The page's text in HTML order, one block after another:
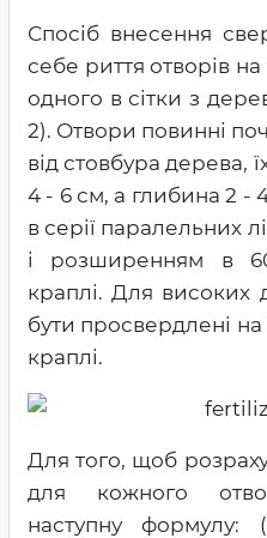
Спосіб внесення
себе риття отворів на
одного в сітки з
2). Отвори повинні
від стовбура дерева,
4 - 6 см, а глибина 2 -
в серії паралельних
і розширенням в
краплі. Для високих
бути просвердлені на
краплі.
Для того, щоб
для кожного
наступну формулу: